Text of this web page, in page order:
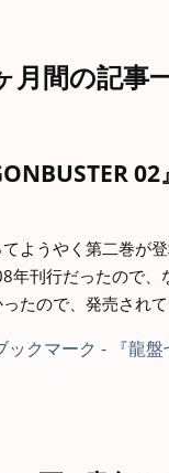
月間の記事
ようやく第二巻が
年刊行だったので、
たので、発売され